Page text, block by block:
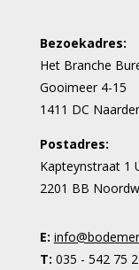
Bezoekadres:
Het Branche
Gooimeer 4-15
1411 DC
Postadres:
Kapteynstraat 1
2201 BB
E:
T: 035 - 542 75